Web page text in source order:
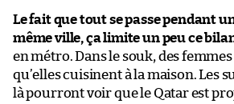
Le fait que tout se passe pendant
même ville, ça limite un peu ce
en métro. Dans le souk, des
qu’elles cuisinent à la maison. Les
là pourront voir que le Qatar est